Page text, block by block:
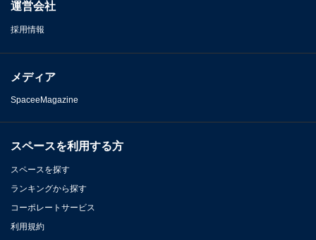
運営会社
採用情報
メディア
SpaceeMagazine
スペースを利用する方
スペースを探す
ランキングから探す
コーポレートサービス
利用規約